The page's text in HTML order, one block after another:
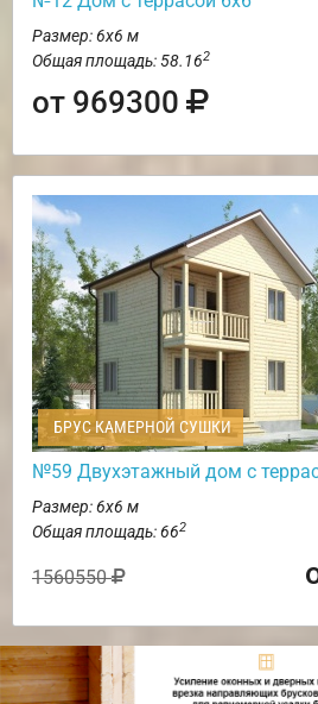
Размер: 6х6 м
Общая площадь: 58.162
от 969300
БРУС КАМЕРНОЙ СУШКИ
№59 Двухэтажный дом с
Размер: 6х6 м
Общая площадь: 662
1560550